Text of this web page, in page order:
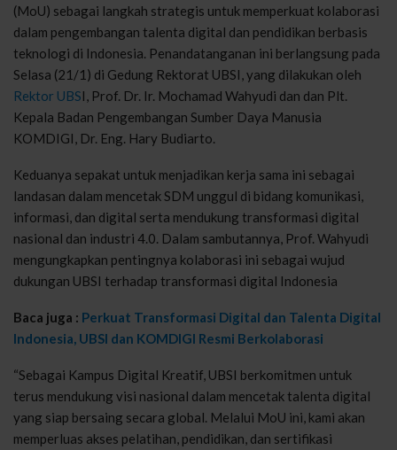
(MoU) sebagai langkah strategis untuk memperkuat kolaborasi
dalam pengembangan talenta digital dan pendidikan berbasis
teknologi di Indonesia. Penandatanganan ini berlangsung pada
Selasa (21/1) di Gedung Rektorat UBSI, yang dilakukan oleh
Rektor UBSI, Prof. Dr. Ir. Mochamad Wahyudi dan dan Plt.
Kepala Badan Pengembangan Sumber Daya Manusia
KOMDIGI, Dr. Eng. Hary Budiarto.
Keduanya sepakat untuk menjadikan kerja sama ini sebagai
landasan dalam mencetak SDM unggul di bidang komunikasi,
informasi, dan digital serta mendukung transformasi digital
nasional dan industri 4.0. Dalam sambutannya, Prof. Wahyudi
mengungkapkan pentingnya kolaborasi ini sebagai wujud
dukungan UBSI terhadap transformasi digital Indonesia
Baca juga : Perkuat Transformasi Digital dan Talenta Digital
Indonesia, UBSI dan KOMDIGI Resmi Berkolaborasi
“Sebagai Kampus Digital Kreatif, UBSI berkomitmen untuk
terus mendukung visi nasional dalam mencetak talenta digital
yang siap bersaing secara global. Melalui MoU ini, kami akan
memperluas akses pelatihan, pendidikan, dan sertifikasi